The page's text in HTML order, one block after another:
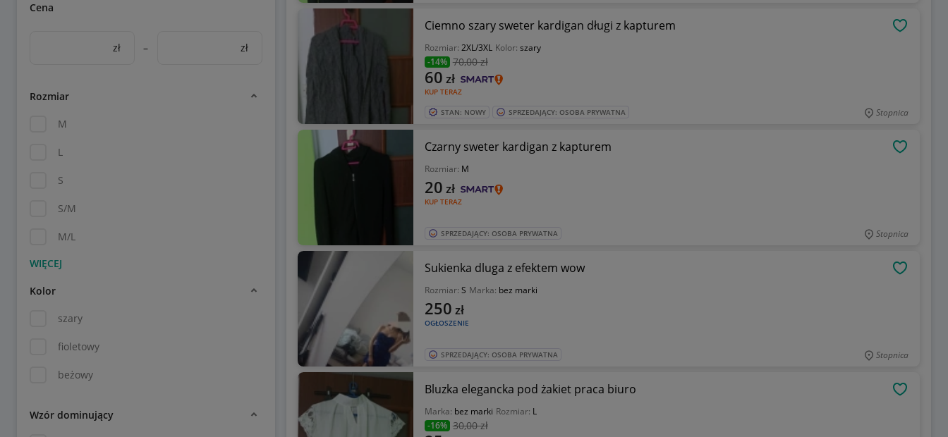
Cena
zł – zł
Rozmiar
M
L
S
S/M
M/L
Kolor
szary
fioletowy
beżowy
Wzór dominujący
Ciemno szary sweter kardigan długi z kapturem
Rozmiar: 2XL/3XL Kolor: szary
-14% 70,00 zł
KUP TERAZ
60 zł
STAN: NOWY SPRZEDAJĄCY: OSOBA PRYWATNA Stopnica
Czarny sweter kardigan z kapturem
Rozmiar: M
KUP TERAZ
20 zł
SPRZEDAJĄCY: OSOBA PRYWATNA Stopnica
Sukienka dluga z efektem wow
Rozmiar: S Marka: bez marki
OGŁOSZENIE
250 zł
SPRZEDAJĄCY: OSOBA PRYWATNA Stopnica
Bluzka elegancka pod żakiet praca biuro
Marka: bez marki Rozmiar: L
-16% 30,00 zł